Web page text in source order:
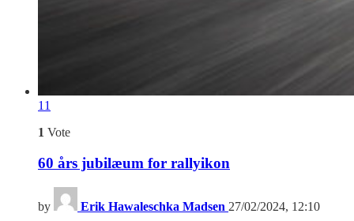
11
1 Vote
60 års jubilæum for rallyikon
by Erik Hawaleschka Madsen 27/02/2024, 12:10